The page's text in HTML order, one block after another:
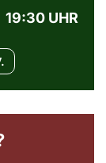
19:30 UHR